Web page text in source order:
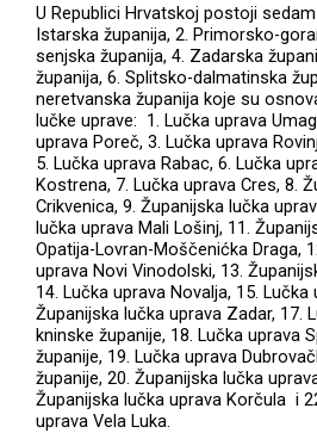
U Republici Hrvatskoj postoji
Istarska županija, 2. Primorsko-
senjska županija, 4. Zadarska
županija, 6. Splitsko-dalmatinska
neretvanska županija koje su
lučke uprave: 1. Lučka uprava
uprava Poreč, 3. Lučka uprava
5. Lučka uprava Rabac, 6. Lučka
Kostrena, 7. Lučka uprava Cres, 8.
Crikvenica, 9. Županijska lučka
lučka uprava Mali Lošinj, 11.
Opatija-Lovran-Moščenićka Draga,
uprava Novi Vinodolski, 13.
14. Lučka uprava Novalja, 15. Lučka
Županijska lučka uprava Zadar, 17.
kninske županije, 18. Lučka uprava
županije, 19. Lučka uprava
županije, 20. Županijska lučka
Županijska lučka uprava Korčula i
uprava Vela Luka.